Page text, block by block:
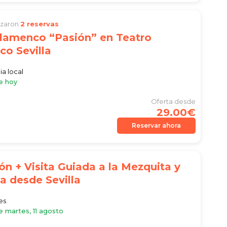
2 reservas
“Pasión” en Teatro
Sevilla
local
hoy
Oferta desde
29.00€
Reservar ahora
+ Visita Guiada a la Mezquita y
desde Sevilla
martes, 11 agosto